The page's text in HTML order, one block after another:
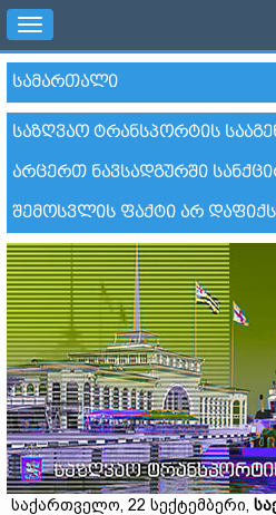
Toggle
navigation
ᲡᲐᲛᲐᲠᲗᲐᲚᲘ
ᲡᲐᲖᲦᲕᲐᲝ ᲢᲠᲐᲜᲡᲞᲝᲠᲢᲘᲡ
ᲐᲠᲪᲔᲠᲗ ᲜᲐᲕᲡᲐᲓᲒᲣᲠᲨᲘ
ᲨᲔᲛᲝᲡᲕᲚᲘᲡ ᲤᲐᲥᲢᲘ ᲐᲠ
საქართველო, 22 სექტემბერი,